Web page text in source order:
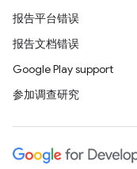
报告平台错误
报告文档错误
Google Play support
参加调查研究